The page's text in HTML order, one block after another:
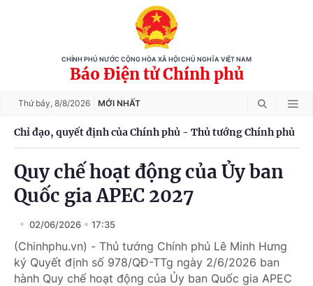
CHÍNH PHỦ NƯỚC CỘNG HÒA XÃ HỘI CHỦ NGHĨA VIỆT NAM
Báo Điện tử Chính phủ
Thứ bảy, 8/8/2026 MỚI NHẤT
Chỉ đạo, quyết định của Chính phủ - Thủ tướng Chính phủ
Quy chế hoạt động của Ủy ban
Quốc gia APEC 2027
02/06/2026 17:35
(Chinhphu.vn) - Thủ tướng Chính phủ Lê Minh Hưng
ký Quyết định số 978/QĐ-TTg ngày 2/6/2026 ban
hành Quy chế hoạt động của Ủy ban Quốc gia APEC